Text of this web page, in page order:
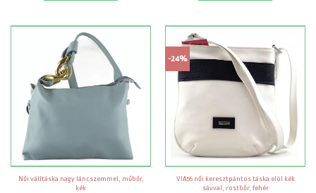
Női válltáska nagy láncszemmel, műbőr,
kék
-24%
VIA55 női keresztpántos táska elöl kék
sávval, rostbőr, fehér